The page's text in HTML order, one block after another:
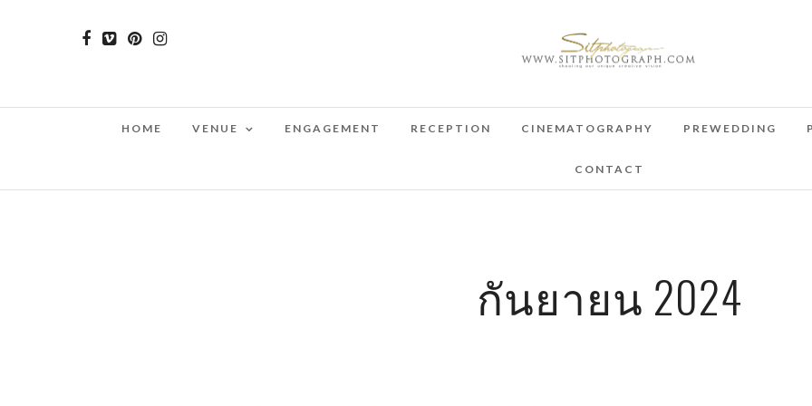
HOME VENUE ENGAGEMENT RECEPTION CINEMATOGRAPHY PREWEDDING
CONTACT
กันยายน 2024